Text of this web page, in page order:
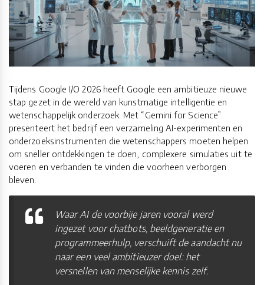
Tijdens Google I/O 2026 heeft Google een ambitieuze nieuwe
stap gezet in de wereld van kunstmatige intelligentie en
wetenschappelijk onderzoek. Met “Gemini for Science”
presenteert het bedrijf een verzameling AI-experimenten en
onderzoeksinstrumenten die wetenschappers moeten helpen
om sneller ontdekkingen te doen, complexere simulaties uit te
voeren en verbanden te vinden die voorheen verborgen
bleven.
Waar AI de voorbije jaren vooral werd
ingezet voor chatbots, beeldgeneratie en
programmeerhulp, verschuift de aandacht nu
naar een veel ambitieuzer doel: het
versnellen van menselijke kennis zelf.